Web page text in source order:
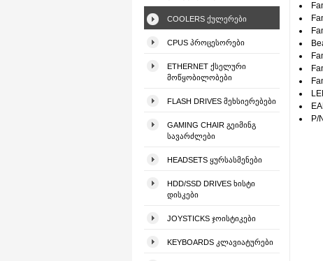
COOLERS ᲥᲣᲚᲔᲠᲔᲑᲘ
CPUS ᲞᲠᲝᲪᲔᲡᲝᲠᲔᲑᲘ
ETHERNET ᲥᲡᲔᲚᲣᲠᲘ
ᲛᲝᲬᲧᲝᲑᲘᲚᲝᲑᲔᲑᲘ
FLASH DRIVES ᲛᲔᲮᲡᲘᲔᲠᲔᲑᲔᲑᲘ
GAMING CHAIR ᲒᲔᲘᲛᲘᲜᲒ
ᲡᲐᲕᲐᲠᲫᲚᲔᲑᲘ
HEADSETS ᲧᲣᲠᲡᲐᲡᲛᲔᲜᲔᲑᲘ
HDD/SSD DRIVES ᲮᲘᲡᲢᲘ
ᲓᲘᲡᲙᲔᲑᲘ
JOYSTICKS ᲯᲝᲘᲡᲢᲘᲙᲔᲑᲘ
KEYBOARDS ᲙᲚᲐᲕᲘᲐᲢᲣᲠᲔᲑᲘ
P/